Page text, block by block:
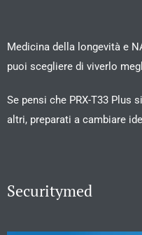
Medicina della longevità e
puoi scegliere di viverlo
Se pensi che PRX-T33 Plus
altri, preparati a cambiare
Securitymed